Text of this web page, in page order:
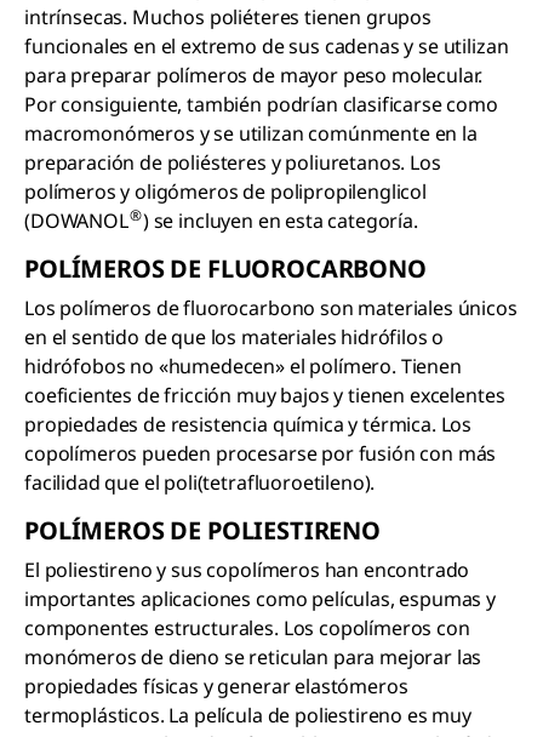
intrínsecas. Muchos poliéteres tienen grupos
funcionales en el extremo de sus cadenas y se utilizan
para preparar polímeros de mayor peso molecular.
Por consiguiente, también podrían clasificarse como
macromonómeros y se utilizan comúnmente en la
preparación de poliésteres y poliuretanos. Los
polímeros y oligómeros de polipropilenglicol
(DOWANOL®) se incluyen en esta categoría.
POLÍMEROS DE FLUOROCARBONO
Los polímeros de fluorocarbono son materiales únicos
en el sentido de que los materiales hidrófilos o
hidrófobos no «humedecen» el polímero. Tienen
coeficientes de fricción muy bajos y tienen excelentes
propiedades de resistencia química y térmica. Los
copolímeros pueden procesarse por fusión con más
facilidad que el poli(tetrafluoroetileno).
POLÍMEROS DE POLIESTIRENO
El poliestireno y sus copolímeros han encontrado
importantes aplicaciones como películas, espumas y
componentes estructurales. Los copolímeros con
monómeros de dieno se reticulan para mejorar las
propiedades físicas y generar elastómeros
termoplásticos. La película de poliestireno es muy